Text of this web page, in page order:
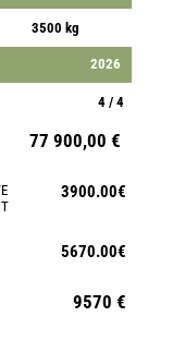
3500 kg
2026
4 / 4
77 900,00 €
3900.00€
5670.00€
9570 €